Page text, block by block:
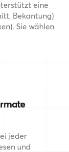
eine
Bekantung)
Sie wählen
jeder
und